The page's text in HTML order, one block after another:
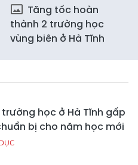
Tăng tốc hoàn
thành 2 trường học
vùng biên ở Hà Tĩnh
học ở Hà Tĩnh gấp
bị cho năm học mới